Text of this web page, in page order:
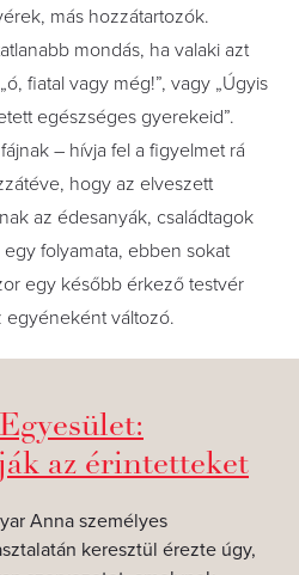
más hozzátartozók.
mondás, ha valaki azt
fiatal vagy még!”, vagy „Úgyis
egészséges gyerekeid”.
– hívja fel a figyelmet rá
hogy az elveszett
az édesanyák, családtagok
folyamata, ebben sokat
egy később érkező testvér
egyéneként változó.
az érintetteket
Anna személyes
keresztül érezte úgy,